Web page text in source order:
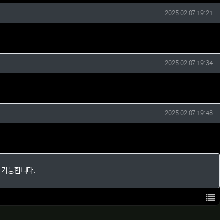
작성일
2025.02.07 19:21
작성일
2025.02.07 19:34
작성일
2025.02.07 19:48
능합니다.